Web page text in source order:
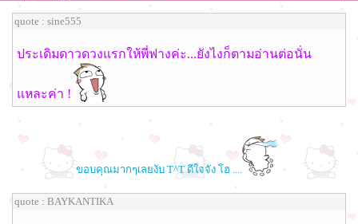
quote : sine555
ประเดิมดาวดวงแรกให้พี่ฟางค่ะ...ยังไงก็ตามอ่านต่อนั่น
แหละค่า !
ขอบคุณมากๆเลยงับ T^T ดีใจจัง โฮ ....
quote : BAYKANTIKA